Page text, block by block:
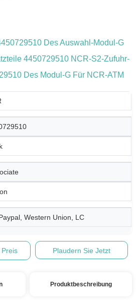
Des Auswahl-Modul-G
4450729510 NCR-S2-Zufuhr-
Des Modul-G Für NCR-ATM
Western Union, LC
Plaudern Sie Jetzt
Produktbeschreibung